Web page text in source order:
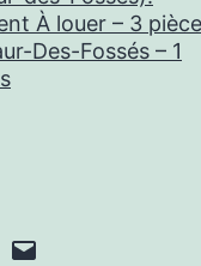
À louer – 3
Des-Fossés – 1